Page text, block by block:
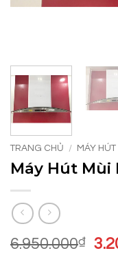
TRANG CHỦ / MÁY HÚT
Máy Hút Mùi
6.950.000₫
Giá